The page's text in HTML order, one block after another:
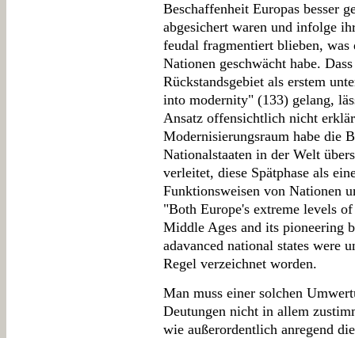
Beschaffenheit Europas besser
abgesichert waren und infolge
feudal fragmentiert blieben, was
Nationen geschwächt habe.
Rückstandsgebiet als erstem
into modernity" (133) gelang,
Ansatz offensichtlich nicht
Modernisierungsraum habe die
Nationalstaaten in der Welt
verleitet, diese Spätphase als
Funktionsweisen von Nationen
"Both Europe's extreme levels
Middle Ages and its pioneering
adavanced national states were
Regel verzeichnet worden.
Man muss einer solchen
Deutungen nicht in allem
wie außerordentlich anregend